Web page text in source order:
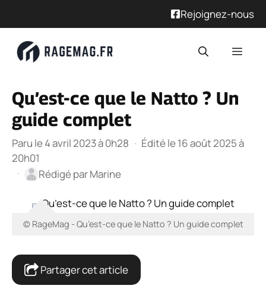
Rejoignez-nous
Qu’est-ce que le Natto ? Un
guide complet
Paru le 4 avril 2023 à 0h28 · Édité le 16 août 2025 à
20h01
·
Rédigé parMarine
© RageMag - Qu’est-ce que le Natto ? Un guide complet
Partager cet article